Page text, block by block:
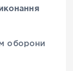
оборони